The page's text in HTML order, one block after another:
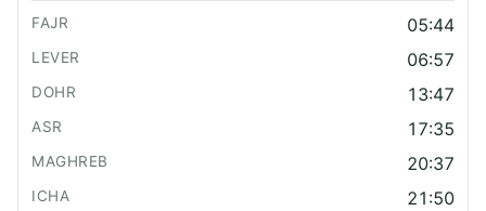
05:44
06:57
13:47
17:35
20:37
21:50